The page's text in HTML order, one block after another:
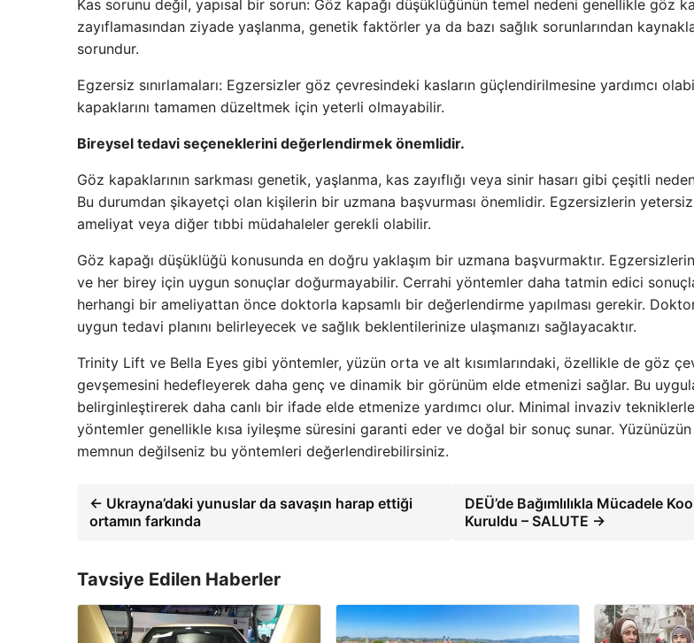
Kas sorunu değil, yapısal bir sorun: Göz kapağı düşüklüğünün temel nedeni genellikle göz
zayıflamasından ziyade yaşlanma, genetik faktörler ya da bazı sağlık sorunlarından
sorundur.
Egzersiz sınırlamaları: Egzersizler göz çevresindeki kasların güçlendirilmesine yardımcı
kapaklarını tamamen düzeltmek için yeterli olmayabilir.
Bireysel tedavi seçeneklerini değerlendirmek önemlidir.
Göz kapaklarının sarkması genetik, yaşlanma, kas zayıflığı veya sinir hasarı gibi çeşitli
Bu durumdan şikayetçi olan kişilerin bir uzmana başvurması önemlidir. Egzersizlerin yetersiz
ameliyat veya diğer tıbbi müdahaleler gerekli olabilir.
Göz kapağı düşüklüğü konusunda en doğru yaklaşım bir uzmana başvurmaktır.
ve her birey için uygun sonuçlar doğurmayabilir. Cerrahi yöntemler daha tatmin edici
herhangi bir ameliyattan önce doktorla kapsamlı bir değerlendirme yapılması gerekir.
uygun tedavi planını belirleyecek ve sağlık beklentilerinize ulaşmanızı sağlayacaktır.
Trinity Lift ve Bella Eyes gibi yöntemler, yüzün orta ve alt kısımlarındaki, özellikle de göz
gevşemesini hedefleyerek daha genç ve dinamik bir görünüm elde etmenizi sağlar. Bu
belirginleştirerek daha canlı bir ifade elde etmenize yardımcı olur. Minimal invaziv
yöntemler genellikle kısa iyileşme süresini garanti eder ve doğal bir sonuç sunar.
memnun değilseniz bu yöntemleri değerlendirebilirsiniz.
← Ukrayna’daki yunuslar da savaşın harap ettiği
ortamın farkında
DEÜ’de Bağımlılıkla Mücadele
Kuruldu – SALUTE →
Tavsiye Edilen Haberler